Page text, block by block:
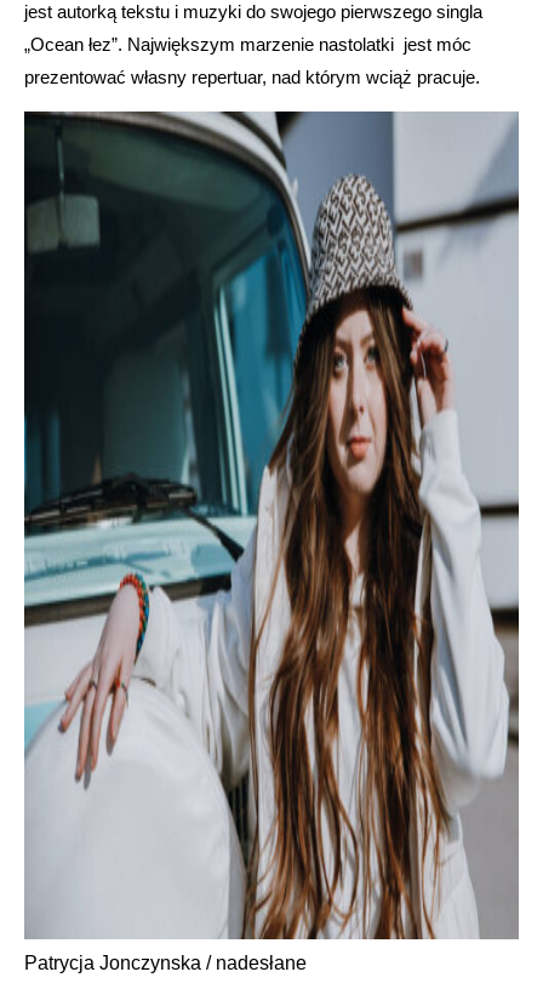
jest autorką tekstu i muzyki do swojego pierwszego singla
„Ocean łez”. Największym marzenie nastolatki jest móc
prezentować własny repertuar, nad którym wciąż pracuje.
Patrycja Jonczynska / nadesłane